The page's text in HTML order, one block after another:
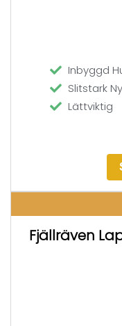
Inbyggd
Slitstark
Lättviktig
Fjällräven